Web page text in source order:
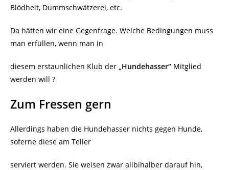
Blödheit, Dummschwätzerei, etc.
Da hätten wir eine Gegenfrage. Welche Bedingungen muss
man erfüllen, wenn man in
diesem erstaunlichen Klub der „Hundehasser“ Mitglied
werden will ?
Zum Fressen gern
Allerdings haben die Hundehasser nichts gegen Hunde,
soferne diese am Teller
serviert werden. Sie weisen zwar alibihalber darauf hin,